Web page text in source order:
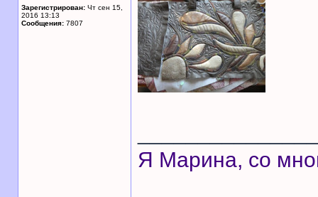
Зарегистрирован: Чт сен 15,
2016 13:13
Сообщения: 7807
Я Марина, со